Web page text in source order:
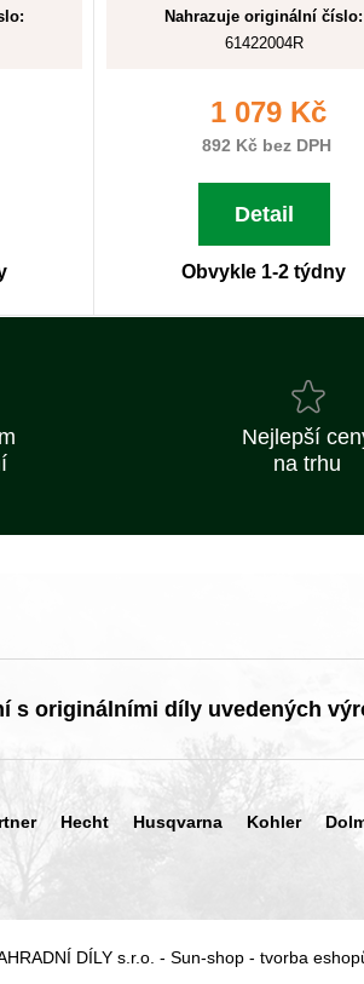
Nahrazuje originální číslo:
61422004R
1 079 Kč
892 Kč bez DPH
Detail
Obvykle 1-2 týdny
Nejlepší
na trhu
s originálními díly uvedených
Hecht Husqvarna Kohler
DÍLY s.r.o. - Sun-shop- tvorba